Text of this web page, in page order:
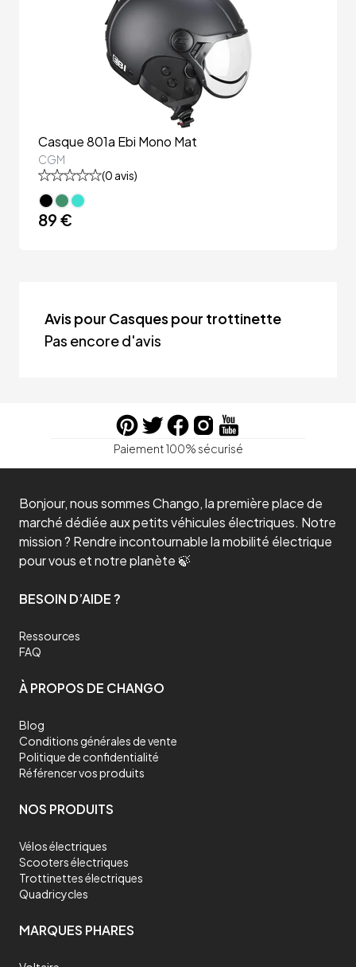
Casque 801a Ebi Mono Mat
CGM
(0 avis)
89 €
Avis pour Casques pour trottinette
Pas encore d'avis
Paiement 100% sécurisé
Bonjour, nous sommes Chango, la première place de
marché dédiée aux petits véhicules électriques. Notre
mission ? Rendre incontournable la mobilité électrique
pour vous et notre planète 🍃
BESOIN D’AIDE ?
Ressources
FAQ
À PROPOS DE CHANGO
Blog
Conditions générales de vente
Politique de confidentialité
Référencer vos produits
NOS PRODUITS
Vélos électriques
Scooters électriques
Trottinettes électriques
Quadricycles
MARQUES PHARES